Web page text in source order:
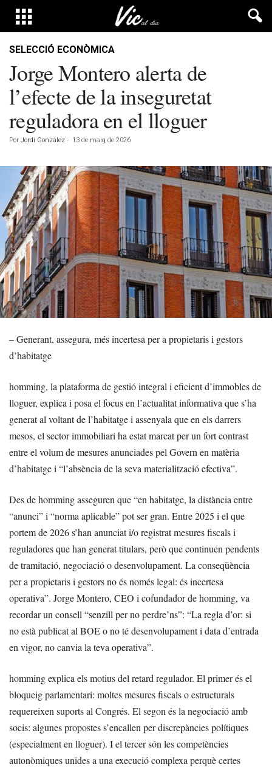
SELECCIÓ ECONÒMICA
Jorge Montero alerta de
l’efecte de la inseguretat
reguladora en el lloguer
Por Jordi González - 13 de maig de 2026
– Generant, assegura, més incertesa per a propietaris i gestors
d’habitatge
homming, la plataforma de gestió integral i eficient d’immobles de
lloguer, explica i posa el focus en l’actualitat informativa que s’ha
generat al voltant de l’habitatge i assenyala que en els darrers
mesos, el sector immobiliari ha estat marcat per un fort contrast
entre el volum de mesures anunciades pel Govern en matèria
d’habitatge i “l’absència de la seva materialització efectiva”.
Des de homming asseguren que “en habitatge, la distància entre
“anunci” i “norma aplicable” pot ser gran. Entre 2025 i el que
portem de 2026 s’han anunciat i/o registrat mesures fiscals i
reguladores que han generat titulars, però que continuen pendents
de tramitació, negociació o desenvolupament. La conseqüència
per a propietaris i gestors no és només legal: és incertesa
operativa”. Jorge Montero, CEO i cofundador de homming, va
recordar un consell “senzill per no perdre’ns”: “La regla d’or: si
no està publicat al BOE o no té desenvolupament i data d’entrada
en vigor, no canvia la teva operativa”.
homming explica els motius del retard regulador. El primer és el
bloqueig parlamentari: moltes mesures fiscals o estructurals
requereixen suports al Congrés. El segon és la negociació amb
socis: algunes propostes s’encallen per discrepàncies polítiques
(especialment en lloguer). I el tercer són les competències
autonòmiques unides a una execució complexa perquè certes